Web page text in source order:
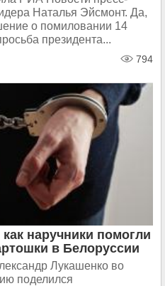
Наталья Эйсмонт. Да,
о помиловании 14
президента...
794
наручники помогли
в Белоруссии
Лукашенко во
поделился